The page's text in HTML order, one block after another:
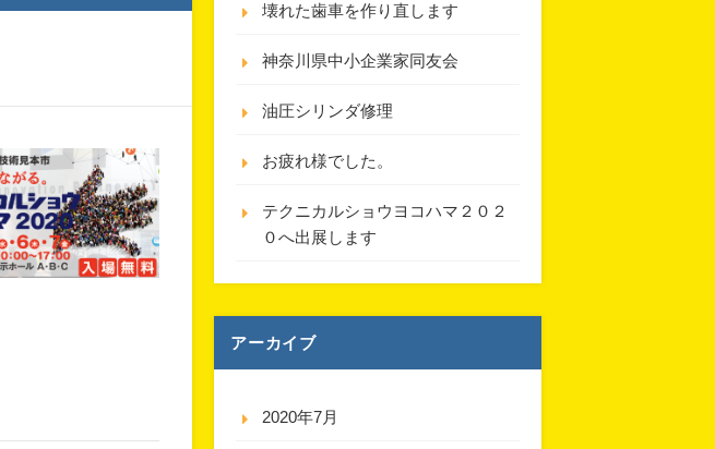
壊れた歯車を作り直します
神奈川県中小企業家同友会
油圧シリンダ修理
お疲れ様でした。
テクニカルショウヨコハマ２０２
０へ出展します
アーカイブ
2020年7月